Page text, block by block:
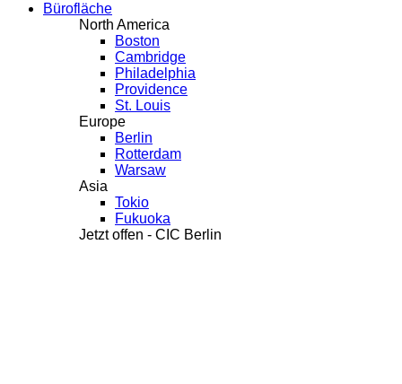
Bürofläche
North America
Boston
Cambridge
Philadelphia
Providence
St. Louis
Europe
Berlin
Rotterdam
Warsaw
Asia
Tokio
Fukuoka
Jetzt offen - CIC Berlin